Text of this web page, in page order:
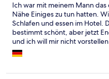
Ich war mit meinem Mann
Nähe Einiges zu tun hatten.
Schlafen und essen im Hotel.
bestimmt schönt, aber jetzt
und ich will mir nicht
Personal ist nur zu den
aufmerksam. Für uns